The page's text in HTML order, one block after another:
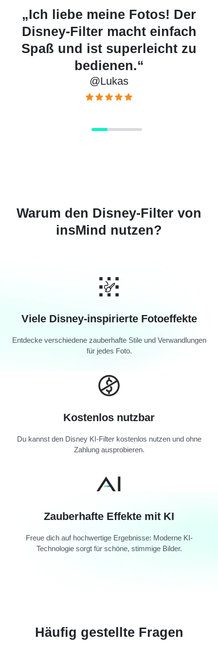
Fotos! Der
einfach
zu
„Ein tolles Tool
Ich habe damit
Illustrationen im
Warum den Disney-Filter von
insMind nutzen?
Viele Disney-inspirierte Fotoeffekte
Entdecke verschiedene zauberhafte Stile und Verwandlungen
für jedes Foto.
Kostenlos nutzbar
Du kannst den Disney KI-Filter kostenlos nutzen und ohne
Zahlung ausprobieren.
Zauberhafte Effekte mit KI
Freue dich auf hochwertige Ergebnisse: Moderne KI-
Technologie sorgt für schöne, stimmige Bilder.
Häufig gestellte Fragen